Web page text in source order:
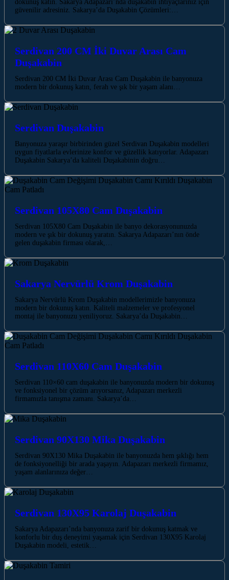
dokunuş katın. Sakarya Adapazarı’nda duşakabin ihtiyaçlarınız için
güvenilir adresiniz. Sakarya’da Duşakabin Çözümleri:…
Serdivan 200 CM İki Duvar Arası Cam
Duşakabin
Serdivan 200 CM İki Duvar Arası Cam Duşakabin ile banyonuza
modern bir dokunuş katın, ferah ve şık bir yaşam alanı…
Serdivan‎‎‎ Duşakabin
Banyonuza yaraşır birbirinden güzel Serdivan‎‎‎ Duşakabin modelleri
uygun fiyatlarla evlerinize konfor ve güzellik katıyorlar. Adapazarı
Duşakabin Sakarya’da kaliteli Duşakabinin doğru…
Serdivan 105X80 Cam Duşakabin
Serdivan 105X80 Cam Duşakabin ile banyo dekorasyonunuzda
modern ve şık bir dokunuş yaratın. Sakarya Adapazarı’nın önde
gelen duşakabin firması olarak,…
Sakarya Nervürlü Krom Duşakabin
Sakarya Nervürlü Krom Duşakabin modellerimizle banyonuza
modern bir dokunuş katın. Kaliteli malzemeler ve profesyonel
montaj ile banyonuzu yeniliyoruz. Sakarya’da Duşakabin…
Serdivan 110X60 Cam Duşakabin
Serdivan 110×60 cam duşakabin ile banyonuzda modern bir dokunuş
ve fonksiyonel bir çözüm arıyorsanız, Adapazarı merkezli
firmamızla tanışma zamanı. Sakarya’da…
Serdivan 90X130 Mika Duşakabin
Serdivan 90X130 Mika Duşakabin ile banyonuzda hem şıklığı hem
de fonksiyonelliği bir arada yaşayın. Adapazarı merkezli firmamız,
yaşam alanlarınıza değer…
Serdivan 130X95 Karolaj Duşakabin
Sakarya Adapazarı’nda banyonuza zarif bir dokunuş katmak ve
konforlu bir duş deneyimi yaşamak için Serdivan 130X95 Karolaj
Duşakabin modeli, estetik…